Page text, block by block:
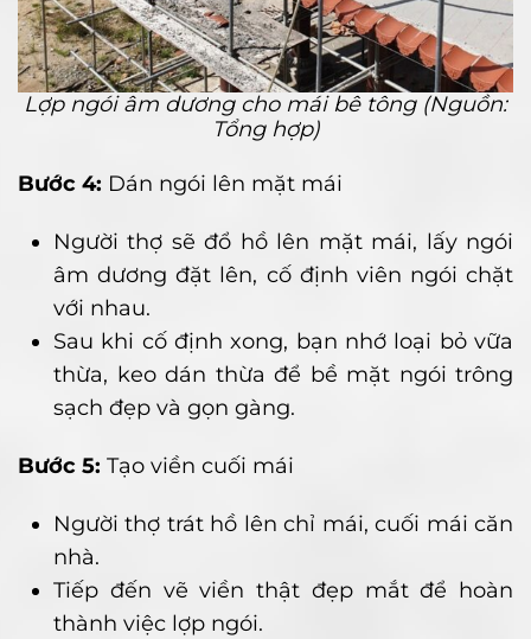
Lợp ngói âm dương cho mái bê tông (Nguồn:
Tổng hợp)
Bước 4: Dán ngói lên mặt mái
Người thợ sẽ đổ hồ lên mặt mái, lấy ngói
âm dương đặt lên, cố định viên ngói chặt
với nhau.
Sau khi cố định xong, bạn nhớ loại bỏ vữa
thừa, keo dán thừa để bề mặt ngói trông
sạch đẹp và gọn gàng.
Bước 5: Tạo viền cuối mái
Người thợ trát hồ lên chỉ mái, cuối mái căn
nhà.
Tiếp đến vẽ viền thật đẹp mắt để hoàn
thành việc lợp ngói.